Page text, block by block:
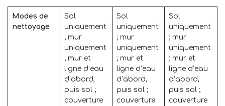
Modes de
nettoyage
Sol
uniquement
; mur
uniquement
; mur et
ligne d’eau
d’abord,
puis sol ;
couverture
Sol
uniquement
; mur
uniquement
; mur et
ligne d’eau
d’abord,
puis sol ;
couverture
Sol
uniquement
; mur
uniquement
; mur et
ligne d’eau
d’abord,
puis sol ;
couverture